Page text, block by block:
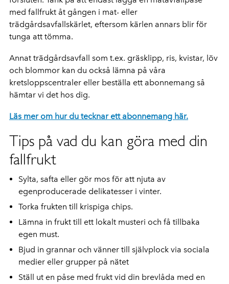
med fallfrukt åt gången i mat- eller
trädgårdsavfallskärlet, eftersom kärlen annars blir för
tunga att tömma.
Annat trädgårdsavfall som t.ex. gräsklipp, ris, kvistar, löv
och blommor kan du också lämna på våra
kretsloppscentraler eller beställa ett abonnemang så
hämtar vi det hos dig.
Läs mer om hur du tecknar ett abonnemang här.
Tips på vad du kan göra med din
fallfrukt
Sylta, safta eller gör mos för att njuta av
egenproducerade delikatesser i vinter.
Torka frukten till krispiga chips.
Lämna in frukt till ett lokalt musteri och få tillbaka
egen must.
Bjud in grannar och vänner till självplock via sociala
medier eller grupper på nätet
Ställ ut en påse med frukt vid din brevlåda med en